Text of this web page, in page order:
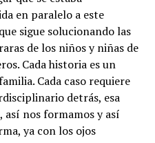
en paralelo a este
sigue solucionando las
de los niños y niñas de
Cada historia es un
Cada caso requiere
detrás, esa
nos formamos y así
ya con los ojos